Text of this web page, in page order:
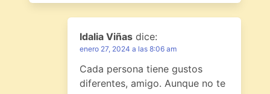
Idalia Viñas dice:
enero 27, 2024 a las 8:06 am
Cada persona tiene gustos
diferentes, amigo. Aunque no te